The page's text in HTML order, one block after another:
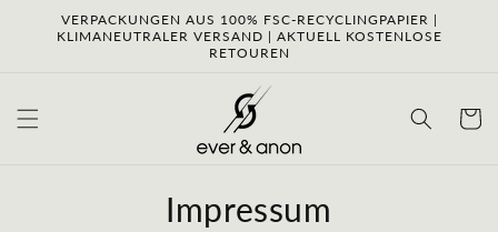
zum
Inhalt
VERPACKUNGEN AUS 100% FSC-RECYCLINGPAPIER |
KLIMANEUTRALER VERSAND | AKTUELL KOSTENLOSE
RETOUREN
Impressum